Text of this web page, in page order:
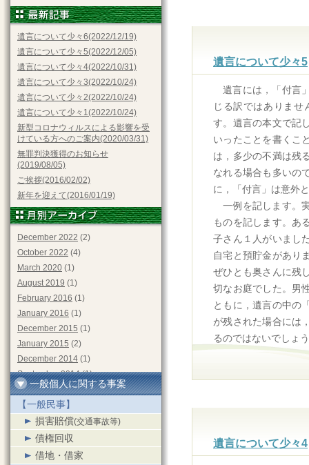
遺言について少々5
遺言には，「付言
じる訳ではありま
す。遺言の本文で記
いったことを書くこ
は，多少の不満は残
なれる場合も多いの
に，「付言」は意外
一例を記します。
ものを記します。あ
子さん１人がいまし
自宅と預貯金があり
ぜひとも奥さんに残
切なお庭でした。男
ともに，遺言の中の
が残された場合には
るのではないでしょ
遺言について少々4
遺言について少々6(2022/12/19)
遺言について少々5(2022/12/05)
遺言について少々4(2022/10/31)
遺言について少々3(2022/10/24)
遺言について少々2(2022/10/24)
遺言について少々1(2022/10/24)
新型コロナウィルスによる影響を受
けている方へのご案内(2020/03/31)
無罪判決獲得のお知らせ
(2019/08/05)
ご挨拶(2016/02/02)
新年を迎えて(2016/01/19)
December 2022 (2)
October 2022 (4)
March 2020 (1)
August 2019 (1)
February 2016 (1)
January 2016 (1)
December 2015 (1)
January 2015 (2)
December 2014 (1)
September 2014(1)
June 2014(2)
May 2014(1)
December 2013(1)
一般個人に関する事案
【一般民事】
損害賠償(交通事故等)
債権回収
借地・借家